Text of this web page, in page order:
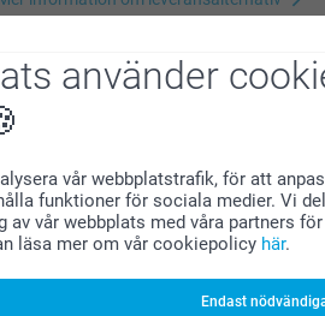
använder
vår webbplatstrafik, för att
funktioner för sociala medier. Vi
av vår webbplats med våra partners
läsa mer om vår cookiepolicy här.
Endast
ännu lyxigare genom
premiumpapper